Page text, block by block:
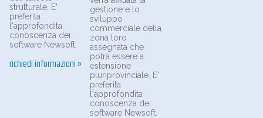
strutturale. E'
preferita
l'approfondita
conoscenza dei
software Newsoft.
richiedi informazioni »
gestione e lo
sviluppo
commerciale della
zona loro
assegnata che
potrà essere a
estensione
pluriprovinciale. E'
preferita
l'approfondita
conoscenza dei
software Newsoft.